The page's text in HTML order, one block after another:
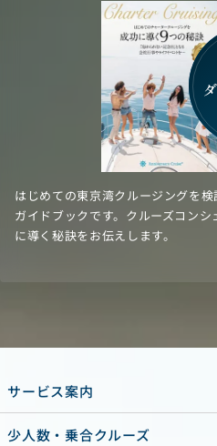
はじめての東京湾クルージングを
ガイドブックです。クルーズコン
に導く秘訣をお伝えします。
サービス案内
少人数・乗合クルーズ